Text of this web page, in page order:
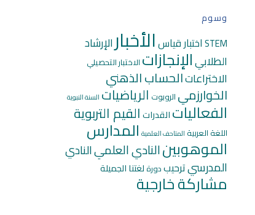
وسوم
STEMاختبار قياسالأخبارالإرشاد
الطلابيالإنجازات الاختبار التحصيلي
الاختراعاتالحساب الذهني
الخوارزمي الروبوت الرياضيات السنة النبوية
الفعالياتالقدراتالقيم التربوية
اللغة العربية المتاحف العلمية المدارس
الموهوبينالنادي العلميالنادي
المدرسيترحيبدورة لغتنا الجميلة
مشاركة خارجية